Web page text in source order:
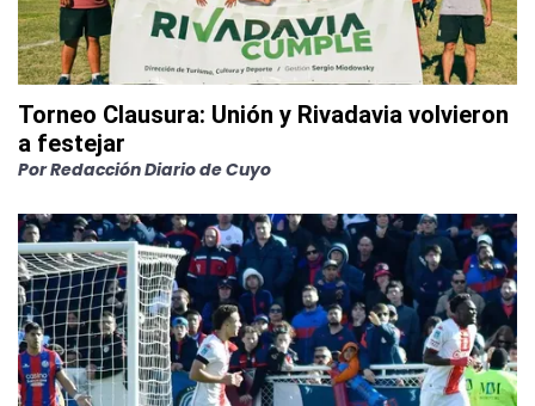
Torneo Clausura: Unión y Rivadavia volvieron
a festejar
PorRedacción Diario de Cuyo